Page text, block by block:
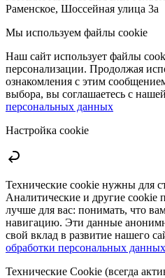
Раменское, Шоссейная улица 3а
Мы используем файлы cookie
Наш сайт использует файлы
персонализации. Продолжая
ознакомления с этим
выбора, вы соглашаетесь с нашей
персональных данных
Настройка cookie
Технические cookie нужны для
Аналитические и другие cookie
лучше для вас: понимать, что
навигацию. Эти данные
свой вклад в развитие нашего
обработки персональных данных
Технические Cookie (всегда